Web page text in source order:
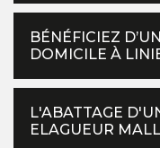
BÉNÉFICIEZ
DOMICILE À
L'ABATTAGE
ELAGUEUR